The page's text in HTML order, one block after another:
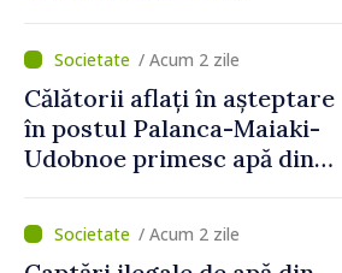
Naționale de Apărare pentru
perioada 2024–2034,
publicat în Monitorul Oficial
/ Acum 2 zile
Călătorii aflați în așteptare
în postul Palanca-Maiaki-
Udobnoe primesc apă din
și a polițiștilor de frontieră
/ Acum 2 zile